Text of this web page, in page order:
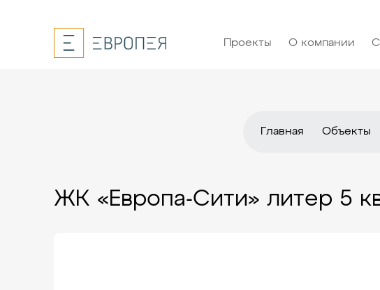
Проекты О компании
Главная Объекты
ЖК «Европа-Сити» литер 5